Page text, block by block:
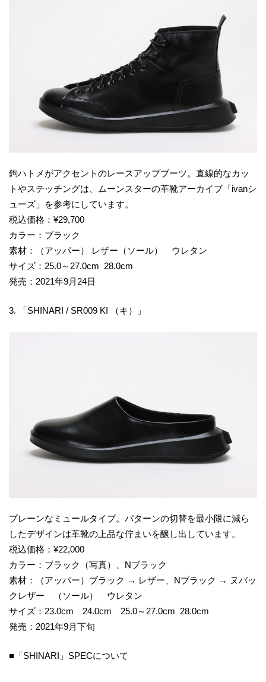
鉤ハトメがアクセントのレースアップブーツ。直線的なカッ
トやステッチングは、ムーンスターの革靴アーカイブ「ivanシ
ューズ」を参考にしています。
税込価格：¥29,700
カラー：ブラック
素材：（アッパー） レザー（ソール） ウレタン
サイズ：25.0～27.0cm 28.0cm
発売：2021年9月24日
3. 「SHINARI / SR009 KI （キ）」
プレーンなミュールタイプ。パターンの切替を最小限に減ら
したデザインは革靴の上品な佇まいを醸し出しています。
税込価格：¥22,000
カラー：ブラック（写真）、Nブラック
素材：（アッパー）ブラック → レザー、Nブラック → ヌバッ
クレザー （ソール） ウレタン
サイズ：23.0cm 24.0cm 25.0～27.0cm 28.0cm
発売：2021年9月下旬
■「SHINARI」SPECについて